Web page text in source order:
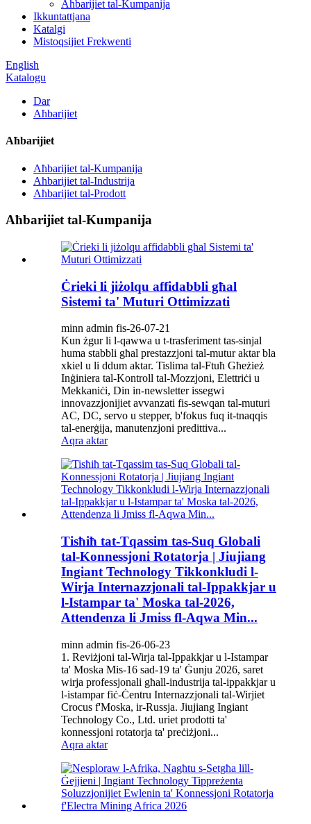
Aħbarijiet tal-Kumpanija
Ikkuntattjana
Katalgi
Mistoqsijiet Frekwenti
English
Katalogu
Dar
Aħbarijiet
Aħbarijiet
Aħbarijiet tal-Kumpanija
Aħbarijiet tal-Industrija
Aħbarijiet tal-Prodott
Aħbarijiet tal-Kumpanija
Ċrieki li jiżolqu affidabbli għal
Sistemi ta' Muturi Ottimizzati
minn admin fis-26-07-21
Kun żgur li l-qawwa u t-trasferiment tas-sinjal
huma stabbli għal prestazzjoni tal-mutur aktar bla
xkiel u li ddum aktar. Tislima tal-Ftuħ Għeżież
Inġiniera tal-Kontroll tal-Mozzjoni, Elettriċi u
Mekkaniċi, Din in-newsletter issegwi
innovazzjonijiet avvanzati fis-sewqan tal-muturi
AC, DC, servo u stepper, b'fokus fuq it-tnaqqis
tal-enerġija, manutenzjoni predittiva...
Aqra aktar
Tisħiħ tat-Tqassim tas-Suq Globali
tal-Konnessjoni Rotatorja | Jiujiang
Ingiant Technology Tikkonkludi l-
Wirja Internazzjonali tal-Ippakkjar u
l-Istampar ta' Moska tal-2026,
Attendenza li Jmiss fl-Aqwa Min...
minn admin fis-26-06-23
1. Reviżjoni tal-Wirja tal-Ippakkjar u l-Istampar
ta' Moska Mis-16 sad-19 ta' Ġunju 2026, saret
wirja professjonali għall-industrija tal-ippakkjar u
l-istampar fiċ-Ċentru Internazzjonali tal-Wirjiet
Crocus f'Moska, ir-Russja. Jiujiang Ingiant
Technology Co., Ltd. uriet prodotti ta'
konnessjoni rotatorja ta' preċiżjoni...
Aqra aktar